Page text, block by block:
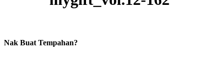
Nak Buat Tempahan?